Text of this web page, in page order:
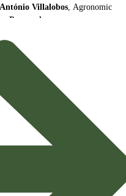
António Villalobos, Agronomic
Portugal
uma visão abrangente
da proteção de culturas está a
cruciais para a
Soluções Biológicas
maior sustentabilidade e